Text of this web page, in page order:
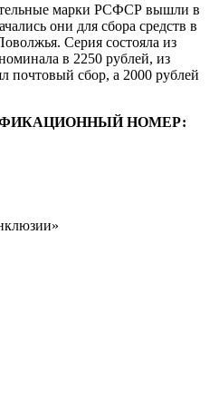
марки РСФСР вышли в
они для сбора средств в
Серия состояла из
в 2250 рублей, из
почтовый сбор, а 2000 рублей
НОМЕР: